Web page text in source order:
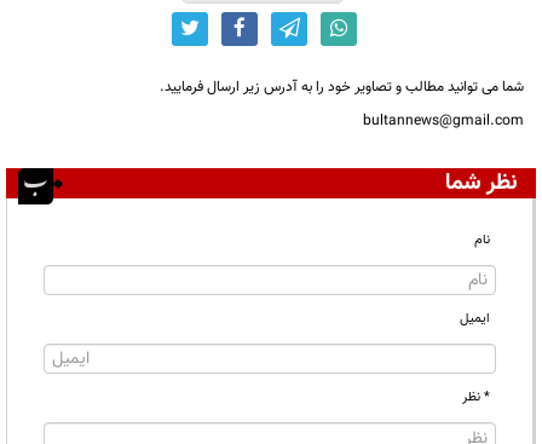
شما می توانید مطالب و تصاویر خود را به آدرس زیر ارسال فرمایید.
bultannews@gmail.com
نظر شما
نام
ایمیل
* نظر